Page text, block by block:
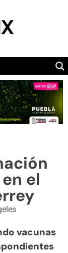
el
vacunas